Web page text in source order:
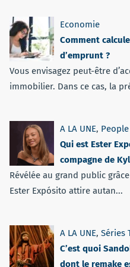
Economie
Comment
d’emprunt ?
Vous envisagez peut-être
immobilier. Dans ce cas, la
A LA UNE, People
Qui est Ester
compagne de
Révélée au grand public
Ester Expósito attire autan...
A LA UNE, Séries
C’est quoi
dont le remake